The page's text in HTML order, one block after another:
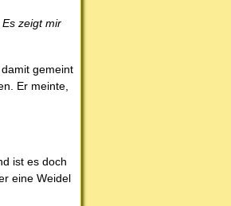
zeigt mir
gemeint
Er meinte,
ist es doch
eine Weidel